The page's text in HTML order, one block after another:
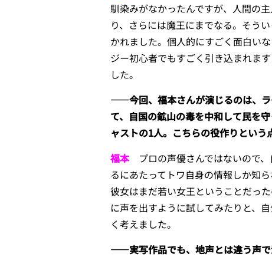
馴染みがなかったんですが、人間の
り、さらには魔王にまでなる。そう
かれました。個人的にすごく面白い
ジー初心者でもすごく引き込まれま
した。
――今回、福本さんが演じるのは、ラ
て、自国の鉱山の毒を中和して民を
ャストの1人。こちらの役作りという
福本プロの声優さんではないので、
るにあたってトワ自身の情報しか知
彼女はまだ若い女王ということだっ
に声を出すように試してみたりと、
く考えました。
――実写作品でも、地声とは違う声で